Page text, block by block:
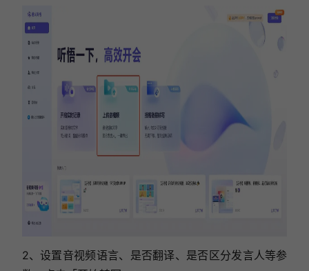
2、设置音视频语言、是否翻译、是否区分发言人等参